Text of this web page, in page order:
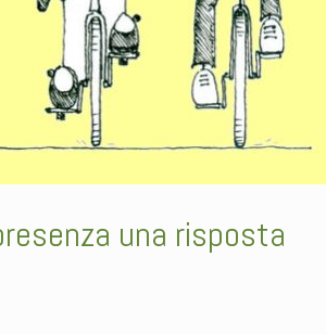
una risposta